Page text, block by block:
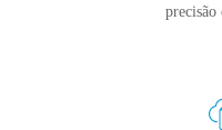
precisão